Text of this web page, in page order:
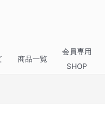
商品一覧
会員専用
SHOP